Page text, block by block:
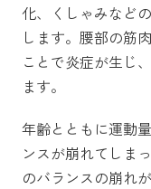
化、くしゃみなど
します。腰部の筋
ことで炎症が生じ
ます。
年齢とともに運動
ンスが崩れてしま
のバランスの崩れ